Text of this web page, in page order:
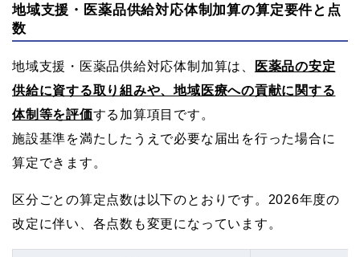
地域支援・医薬品供給対応体制加算の算定要件と点
数
地域支援・医薬品供給対応体制加算は、
医薬品の安定
供給に資する取り組みや、地域医療への貢献に関する
体制等を評価する加算項目です。
施設基準を満たしたうえで必要な届出を行った場合に
算定できます。
区分ごとの算定点数は以下のとおりです。2026年度の
改定に伴い、各点数も変更になっています。